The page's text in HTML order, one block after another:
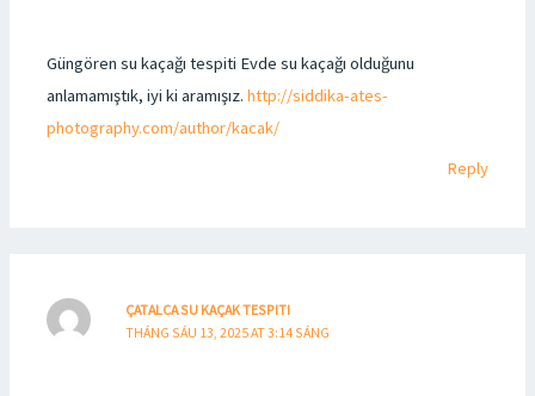
Güngören su kaçağı tespiti Evde su kaçağı olduğunu
anlamamıştık, iyi ki aramışız.http://siddika-ates-
photography.com/author/kacak/
Reply
ÇATALCA SU KAÇAK TESPITI
THÁNG SÁU 13, 2025 AT 3:14 SÁNG